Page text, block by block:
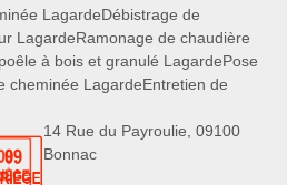
LagardeDébistrage de
LagardeRamonage de chaudière
à bois et granulé LagardePose
cheminée LagardeEntretien de
14 Rue du Payroulie, 09100
Bonnac